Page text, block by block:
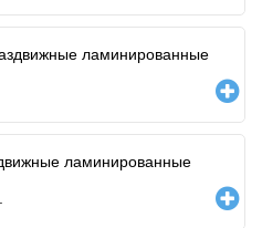
ламинированные
ламинированные